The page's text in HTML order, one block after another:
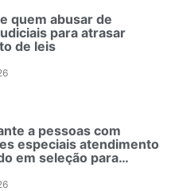
quem abusar de
para atrasar
de leis
a pessoas com
especiais atendimento
em seleção para